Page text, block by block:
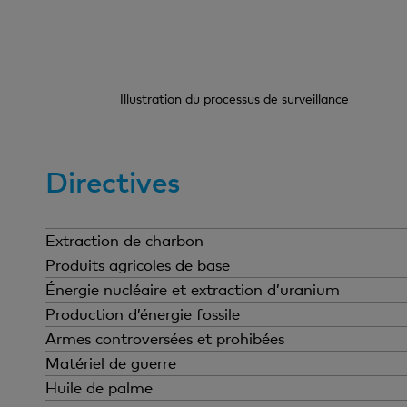
Illustration du processus de surveillance
Directives
Extraction de charbon
Contexte
L’extraction de houille et de lignite
à ciel ouvert ou par le biais
sommet provoquent à large échelle
dégâts miniers, le rabattement des
Produits agricoles de base
Contexte
La dérégulation intervenue à la fin
institutionnels comme pour ceux
matières, mais uniquement par les
Énergie nucléaire et extraction d’uranium
Contexte
Par ailleurs, conformément à la
nucléaires est désormais interdite
Production d’énergie fossile
Contexte
Les quantités importantes de CO2
Armes controversées et prohibées
Contexte
Matériel de guerre
Contexte
Huile de palme